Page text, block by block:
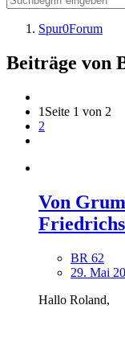
Spur0Forum
Beiträge von
1 Seite 1 von 2
2
Von
BR 62
29. Mai
Hallo Roland,